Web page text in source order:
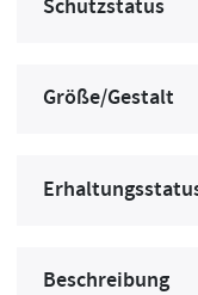
Schutzstatus
Größe/Gestalt
Beschreibung